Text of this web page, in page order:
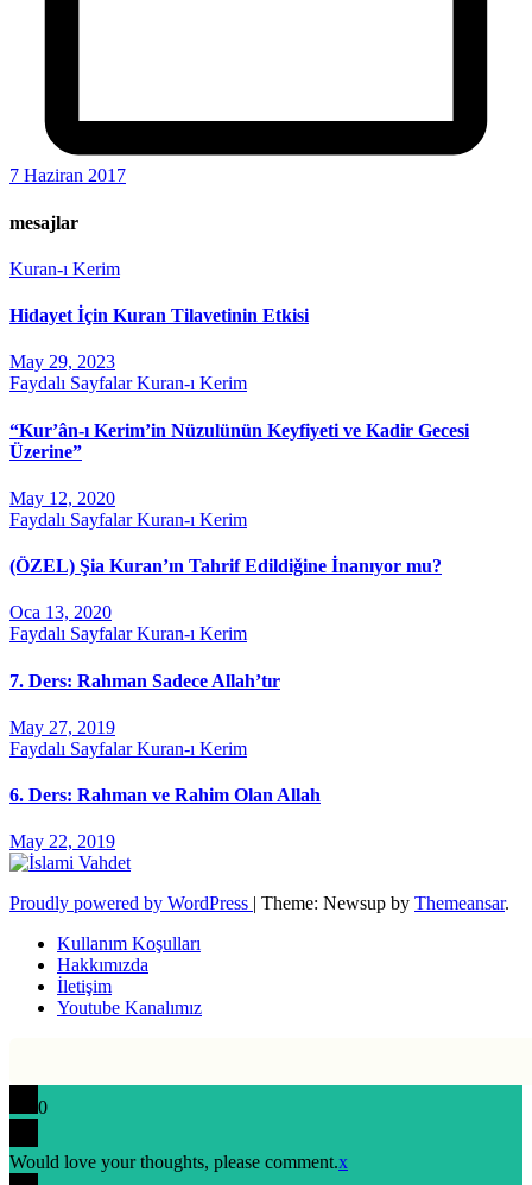
7 Haziran 2017
mesajlar
Kuran-ı Kerim
Hidayet İçin Kuran Tilavetinin Etkisi
May 29, 2023
Faydalı SayfalarKuran-ı Kerim
“Kur’ân-ı Kerim’in Nüzulünün Keyfiyeti ve Kadir Gecesi
Üzerine”
May 12, 2020
Faydalı SayfalarKuran-ı Kerim
(ÖZEL) Şia Kuran’ın Tahrif Edildiğine İnanıyor mu?
Oca 13, 2020
Faydalı SayfalarKuran-ı Kerim
7. Ders: Rahman Sadece Allah’tır
May 27, 2019
Faydalı SayfalarKuran-ı Kerim
6. Ders: Rahman ve Rahim Olan Allah
May 22, 2019
Proudly powered by WordPress Theme: Newsup by Themeansar.
Kullanım Koşulları
Hakkımızda
İletişim
Youtube Kanalımız
0
Would love your thoughts, please comment.x